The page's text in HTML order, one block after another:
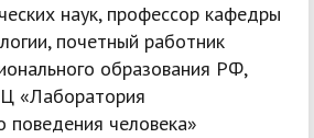
наук, профессор кафедры
почетный работник
образования РФ,
«Лаборатория
поведения человека»